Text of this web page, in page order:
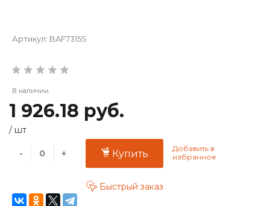
Артикул: BAF7315S
В наличии
1 926.18 руб.
/ шт
- + Купить
Быстрый заказ